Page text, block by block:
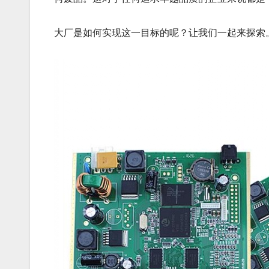
大厂是如何实现这一目标的呢？让我们一起来探索